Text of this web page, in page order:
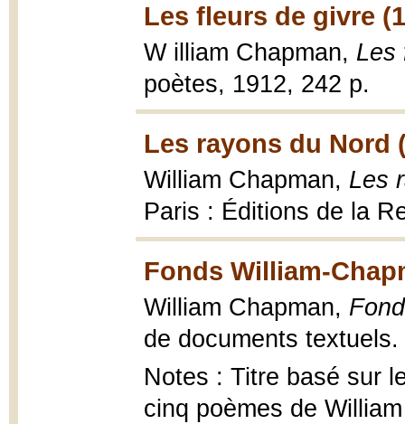
Les fleurs de givre
W illiam Chapman, Les
poètes, 1912, 242 p.
Les rayons du Nord
William Chapman, Les
Paris : Éditions de la
Fonds William-
William Chapman,
de documents textuels.
Notes : Titre basé sur
cinq poèmes de